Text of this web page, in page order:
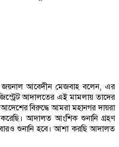
আবেদীন মেজবাহ বলেন, এর
আদালতের এই মামলায় তাদের
বিরুদ্ধে আমরা মহানগর দায়রা
আদালত আংশিক শুনানি গ্রহণ
শুনানি হবে। আশা করছি আদালত